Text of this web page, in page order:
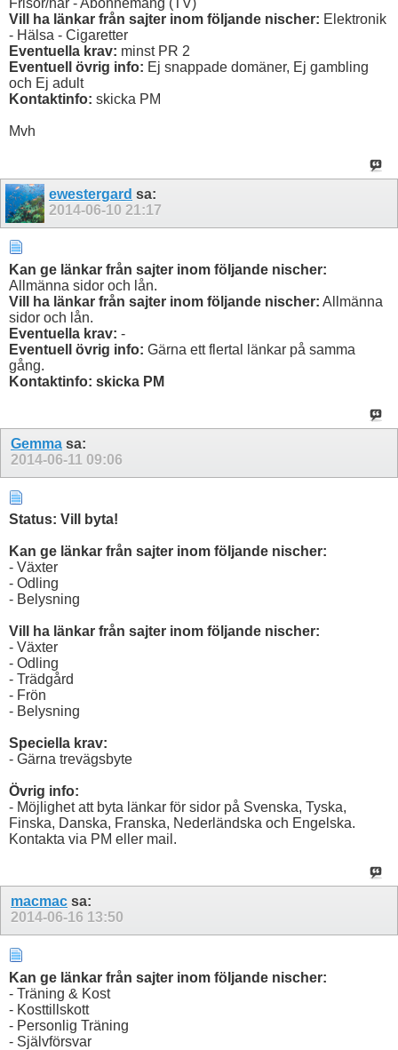
Frisör/hår - Abonnemang (TV)
Vill ha länkar från sajter inom följande nischer: Elektronik
- Hälsa - Cigaretter
Eventuella krav: minst PR 2
Eventuell övrig info: Ej snappade domäner, Ej gambling
och Ej adult
Kontaktinfo: skicka PM
Mvh
ewestergard sa:
2014-06-10 21:17
Kan ge länkar från sajter inom följande nischer:
Allmänna sidor och lån.
Vill ha länkar från sajter inom följande nischer: Allmänna
sidor och lån.
Eventuella krav: -
Eventuell övrig info: Gärna ett flertal länkar på samma
gång.
Kontaktinfo: skicka PM
Gemma sa:
2014-06-11 09:06
Status: Vill byta!
Kan ge länkar från sajter inom följande nischer:
- Växter
- Odling
- Belysning
Vill ha länkar från sajter inom följande nischer:
- Växter
- Odling
- Trädgård
- Frön
- Belysning
Speciella krav:
- Gärna trevägsbyte
Övrig info:
- Möjlighet att byta länkar för sidor på Svenska, Tyska,
Finska, Danska, Franska, Nederländska och Engelska.
Kontakta via PM eller mail.
macmac sa:
2014-06-16 13:50
Kan ge länkar från sajter inom följande nischer:
- Träning & Kost
- Kosttillskott
- Personlig Träning
- Självförsvar